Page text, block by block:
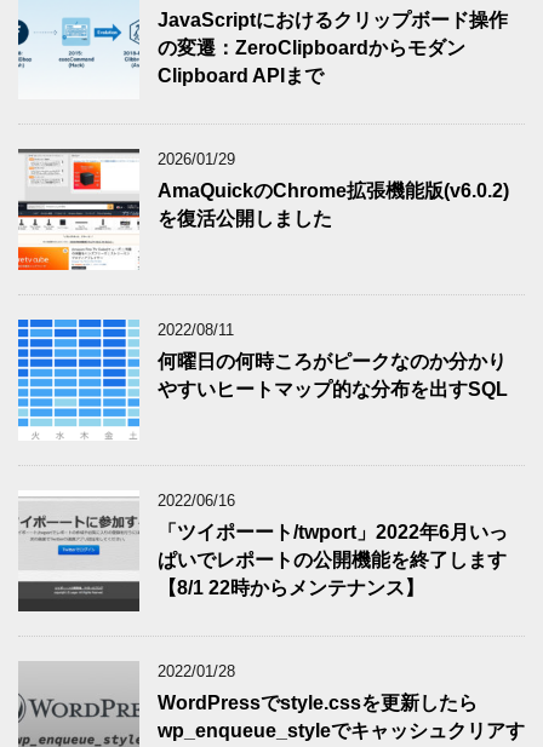
JavaScriptにおけるクリップボード操作
の変遷：ZeroClipboardからモダン
Clipboard APIまで
2026/01/29
AmaQuickのChrome拡張機能版(v6.0.2)
を復活公開しました
2022/08/11
何曜日の何時ころがピークなのか分かり
やすいヒートマップ的な分布を出すSQL
2022/06/16
「ツイポーート/twport」2022年6月いっ
ぱいでレポートの公開機能を終了します
【8/1 22時からメンテナンス】
2022/01/28
WordPressでstyle.cssを更新したら
wp_enqueue_styleでキャッシュクリアす